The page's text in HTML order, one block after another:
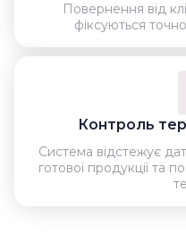
Повернення від
фіксуються
Контроль
Система відстежує
готової продукції та